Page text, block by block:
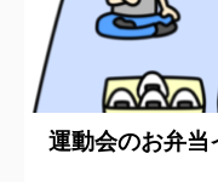
運動会のお弁